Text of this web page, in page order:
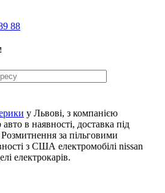
88
у Львові, з компанією
в наявності, доставка під
за пільговими
з США електромобілі nissan
електрокарів.